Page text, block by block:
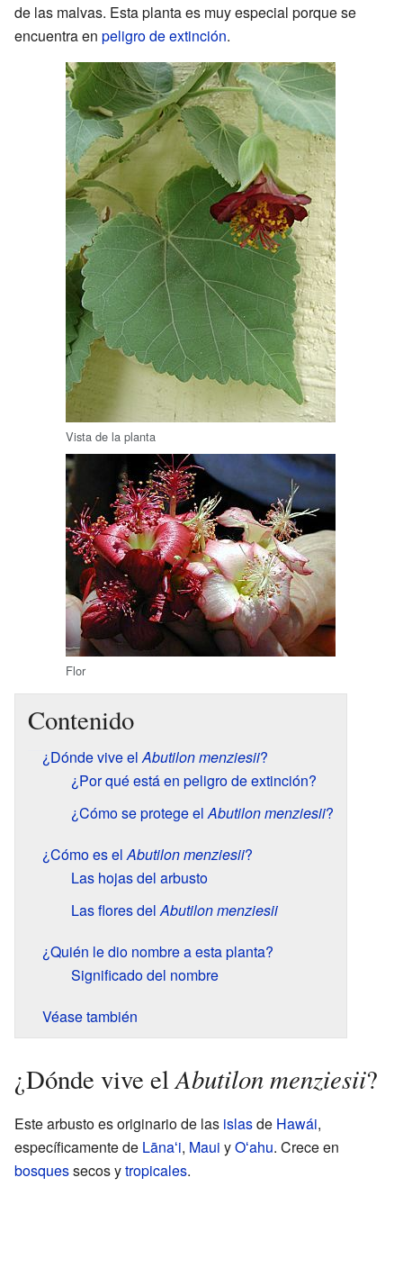
de las malvas. Esta planta es muy especial porque se
encuentra en peligro de extinción.
Vista de la planta
Flor
Contenido
¿Dónde vive elAbutilon menziesii?
¿Por qué está en peligro de extinción?
¿Cómo se protege elAbutilon menziesii?
¿Cómo es elAbutilon menziesii?
Las hojas del arbusto
Las flores delAbutilon menziesii
¿Quién le dio nombre a esta planta?
Significado del nombre
Véase también
¿Dónde vive elAbutilon menziesii?
Este arbusto es originario de las islasde Hawái,
específicamente de Lānaʻi, Maui yOʻahu. Crece en
bosquessecos ytropicales.